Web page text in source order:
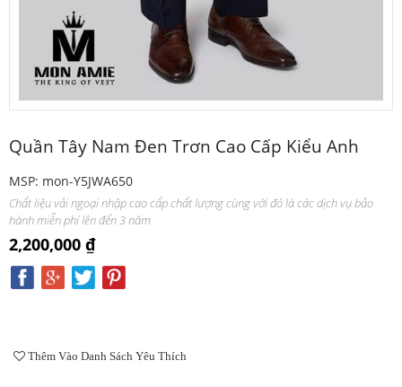
Quần Tây Nam Đen Trơn Cao Cấp Kiểu Anh
MSP: mon-Y5JWA650
Chất liệu vải ngoại nhập cao cấp chất lượng cùng với đó là các dịch vụ bảo
hành miễn phí lên đến 3 năm
2,200,000 ₫
Thêm Vào Danh Sách Yêu Thích